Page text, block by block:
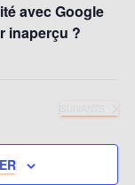
avec Google
inaperçu ?